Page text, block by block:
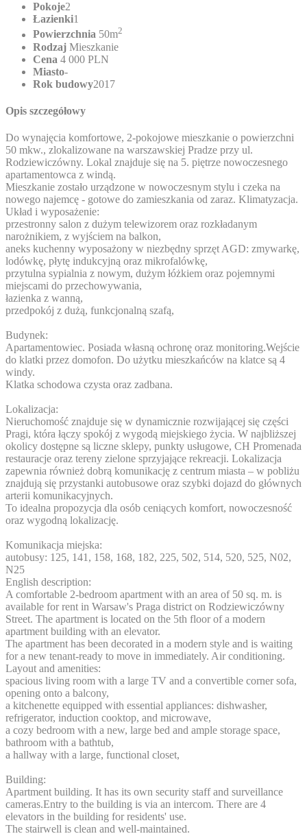
Pokoje2
Łazienki1
Powierzchnia 50m2
Rodzaj Mieszkanie
Cena 4 000 PLN
Miasto-
Rok budowy2017
Opis szczegółowy
Do wynajęcia komfortowe, 2-pokojowe mieszkanie o powierzchni
50 mkw., zlokalizowane na warszawskiej Pradze przy ul.
Rodziewiczówny. Lokal znajduje się na 5. piętrze nowoczesnego
apartamentowca z windą.
Mieszkanie zostało urządzone w nowoczesnym stylu i czeka na
nowego najemcę - gotowe do zamieszkania od zaraz. Klimatyzacja.
Układ i wyposażenie:
przestronny salon z dużym telewizorem oraz rozkładanym
narożnikiem, z wyjściem na balkon,
aneks kuchenny wyposażony w niezbędny sprzęt AGD: zmywarkę,
lodówkę, płytę indukcyjną oraz mikrofalówkę,
przytulna sypialnia z nowym, dużym łóżkiem oraz pojemnymi
miejscami do przechowywania,
łazienka z wanną,
przedpokój z dużą, funkcjonalną szafą,
Budynek:
Apartamentowiec. Posiada własną ochronę oraz monitoring.Wejście
do klatki przez domofon. Do użytku mieszkańców na klatce są 4
windy.
Klatka schodowa czysta oraz zadbana.
Lokalizacja:
Nieruchomość znajduje się w dynamicznie rozwijającej się części
Pragi, która łączy spokój z wygodą miejskiego życia. W najbliższej
okolicy dostępne są liczne sklepy, punkty usługowe, CH Promenada
restauracje oraz tereny zielone sprzyjające rekreacji. Lokalizacja
zapewnia również dobrą komunikację z centrum miasta – w pobliżu
znajdują się przystanki autobusowe oraz szybki dojazd do głównych
arterii komunikacyjnych.
To idealna propozycja dla osób ceniących komfort, nowoczesność
oraz wygodną lokalizację.
Komunikacja miejska:
autobusy: 125, 141, 158, 168, 182, 225, 502, 514, 520, 525, N02,
N25
English description:
A comfortable 2-bedroom apartment with an area of 50 sq. m. is
available for rent in Warsaw's Praga district on Rodziewiczówny
Street. The apartment is located on the 5th floor of a modern
apartment building with an elevator.
The apartment has been decorated in a modern style and is waiting
for a new tenant-ready to move in immediately. Air conditioning.
Layout and amenities:
spacious living room with a large TV and a convertible corner sofa,
opening onto a balcony,
a kitchenette equipped with essential appliances: dishwasher,
refrigerator, induction cooktop, and microwave,
a cozy bedroom with a new, large bed and ample storage space,
bathroom with a bathtub,
a hallway with a large, functional closet,
Building:
Apartment building. It has its own security staff and surveillance
cameras.Entry to the building is via an intercom. There are 4
elevators in the building for residents' use.
The stairwell is clean and well-maintained.